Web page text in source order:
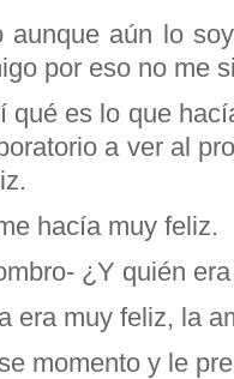
aún lo
por eso no me
qué es lo que
a ver al
hacía muy feliz.
¿Y quién
era muy feliz, la
momento y le